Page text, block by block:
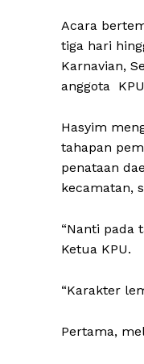
Acara
tiga hari
Karnavian,
anggota
Hasyim
tahapan
penataan
kecamatan,
“Nanti pada
Ketua KPU.
“Karakter
Pertama,